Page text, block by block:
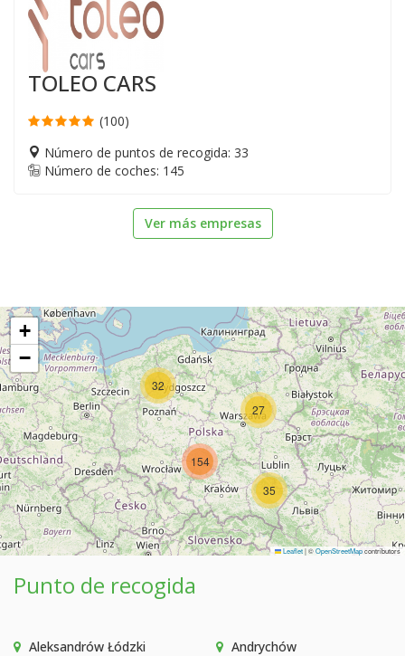
TOLEO CARS
(100)
Número de puntos de recogida: 33
Número de coches: 145
Ver más empresas
32
35
27
154
+
−
Leaflet|©OpenStreetMapcontributors
Punto de recogida
Aleksandrów Łódzki
Andrychów